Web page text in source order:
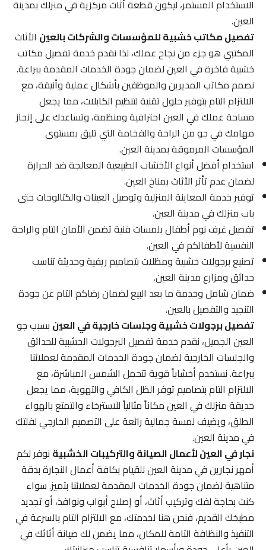
الاستخدام المستمر، ليكون قطعة أثاث مركزية في منزلك بمدينة
العين.
تفصيل مكاتب خشبية للمؤسسات والشركات بالعينالأثاث
المكتبي هو جزء من نجاح عملك، لذا نقدم خدمة تفصيل مكاتب
خشبية فاخرة في العين لضمان جودة الخدمات المقدمة ببراعة.
نصمم مكاتب المديرين والموظفين بأشكال عملية وأنيقة، مع
الالتزام التام بتوفير حلول تقنية لتنظيم الكابلات، مما يجعل
مساحة عملك في العين احترافية ومنظمة، وتساعدك على إنجاز
مهامك في جو من الراحة والفخامة التي تليق بمستوى
المؤسسات المرموقة بمدينة العين.
استخدام أفضل أنواع الأخشاب الطبيعية المعالجة ضد الحرارة
لضمان عدم تأثر الأثاث بمناخ العين.
توفير خدمة المعاينة المنزلية وتوصيل العينات والكتالوجات حتى
باب منزلك في مدينة العين.
تفصيل غرف نوم أطفال بلمسات فنية تضمن الأمان التام والراحة
النفسية لأطفالكم في العين.
تصنيع برجولات خشبية ومظلات بتصاميم ريفية وحديثة تناسب
حدائق ومزارع مدينة العين.
ضمان شامل وخدمة ما بعد البيع لضمان رضاكم التام عن جودة
التنجيد والتفصيل بالعين.
تفصيل برجولات خشبية وجلسات خارجية في العينبسبب جو
العين الجميل، نقدم خدمة تفصيل البرجولات الخشبية للحدائق
والجلسات الخارجية لضمان جودة الخدمات المقدمة لعملائنا
ببراعة. نستخدم أخشاباً قوية تتحمل الشمس المباشرة، مع
الالتزام التام بتصاميم توفر الظل الكافي والتهوية، مما يجعل
حديقة منزلك في العين مكاناً مثالياً للاسترخاء والتمتع بالهواء
الطلق، ويضيف لمسة جمالية رائعة على التصميم الخارجي لفلتك
في مدينة العين.
نجار في العين لأعمال الصيانة والتركيبات الخشبيةنوفر لكم
أمهر نجارين في مدينة العين للقيام بكافة أعمال النجارة بدقة
متناهية لضمان جودة الخدمات المقدمة لعملائنا بتميز. سواء
كنت بحاجة لفك وتركيب أثاث، أو إصلاح أبواب ونوافذ، أو تجديد
مطبخك القديم، فنحن هنا لخدمتك، مع الالتزام التام بالسرعة في
التنفيذ والنظافة التامة للمكان، مما يضمن لك صيانة أثاثك في